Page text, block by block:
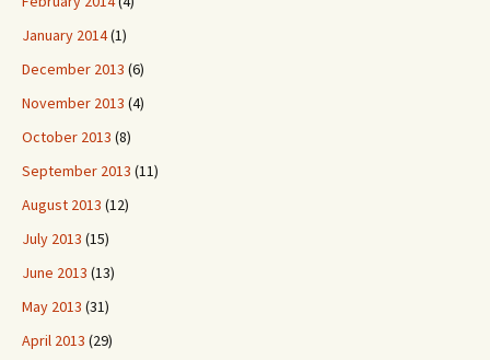
January 2014(1)
December 2013 (6)
November 2013 (4)
October 2013 (8)
September 2013 (11)
August 2013 (12)
July 2013 (15)
June 2013 (13)
May 2013 (31)
April 2013 (29)